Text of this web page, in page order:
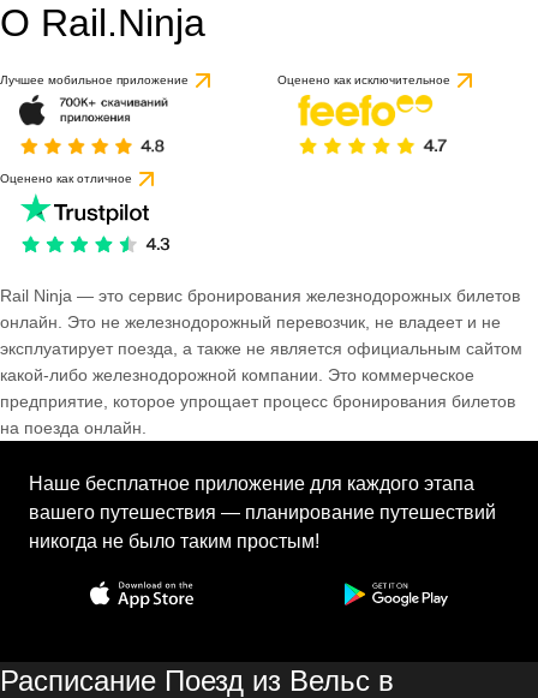
О Rail.Ninja
Лучшее мобильное приложение Оценено как исключительное
Оценено как отличное
Rail Ninja — это сервис бронирования железнодорожных билетов
онлайн. Это не железнодорожный перевозчик, не владеет и не
эксплуатирует поезда, а также не является официальным сайтом
какой-либо железнодорожной компании. Это коммерческое
предприятие, которое упрощает процесс бронирования билетов
на поезда онлайн.
Наше бесплатное приложение для каждого этапа
вашего путешествия — планирование путешествий
никогда не было таким простым!
Расписание Поезд из Вельс в